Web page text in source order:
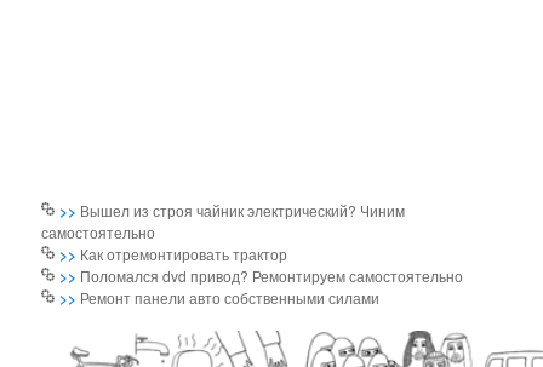
>> Вышел из строя чайник электрический? Чиним
самостоятельно
>> Как отремонтировать трактор
>> Поломался dvd привод? Ремонтируем самостоятельно
>> Ремонт панели авто собственными силами